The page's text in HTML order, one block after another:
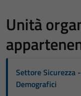
Unità
Settore Sicurezza
Demografici